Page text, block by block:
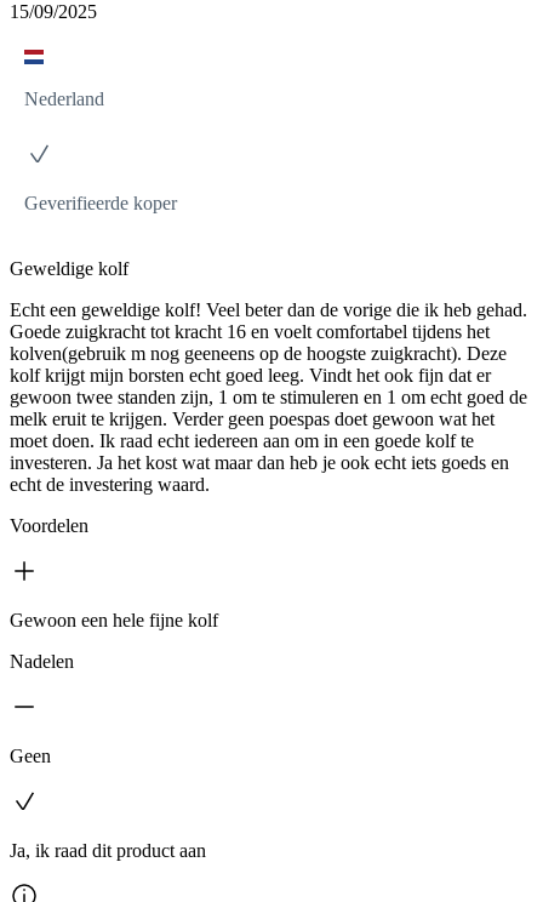
15/09/2025
Nederland
Geverifieerde koper
Geweldige kolf
Echt een geweldige kolf! Veel beter dan de vorige die ik heb gehad.
Goede zuigkracht tot kracht 16 en voelt comfortabel tijdens het
kolven(gebruik m nog geeneens op de hoogste zuigkracht). Deze
kolf krijgt mijn borsten echt goed leeg. Vindt het ook fijn dat er
gewoon twee standen zijn, 1 om te stimuleren en 1 om echt goed de
melk eruit te krijgen. Verder geen poespas doet gewoon wat het
moet doen. Ik raad echt iedereen aan om in een goede kolf te
investeren. Ja het kost wat maar dan heb je ook echt iets goeds en
echt de investering waard.
Voordelen
Gewoon een hele fijne kolf
Nadelen
Geen
Ja, ik raad dit product aan